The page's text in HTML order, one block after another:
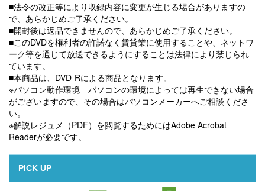
■法令の改正等により収録内容に変更が生じる場合がありますの
で、あらかじめご了承ください。
■開封後は返品できませんので、あらかじめご了承ください。
■このDVDを権利者の許諾なく賃貸業に使用することや、ネットワ
ーク等を通じて放送できるようにすることは法律により禁じられ
ています。
■本商品は、DVD-Rによる商品となります。
※パソコン動作環境 パソコンの環境によっては再生できない場合
がございますので、その場合はパソコンメーカーへご相談くださ
い。
※解説レジュメ（PDF）を閲覧するためにはAdobe Acrobat
Readerが必要です。
PICK UP